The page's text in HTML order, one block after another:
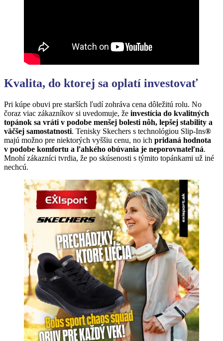
Kvalita, do ktorej sa oplatí investovať
Pri kúpe obuvi pre starších ľudí zohráva cena dôležitú rolu. No
čoraz viac zákazníkov si uvedomuje, že investícia do kvalitných
topánok sa vráti v podobe menšej bolesti nôh, lepšej stability a
väčšej samostatnosti. Tenisky Skechers s technológiou Slip-Ins®
majú možno pre niektorých vyššiu cenu, no ich pridaná hodnota
v podobe komfortu a ľahkého obúvania je neporovnateľná.
Mnohí zákazníci tvrdia, že po skúsenosti s týmito topánkami už iné
nechcú.